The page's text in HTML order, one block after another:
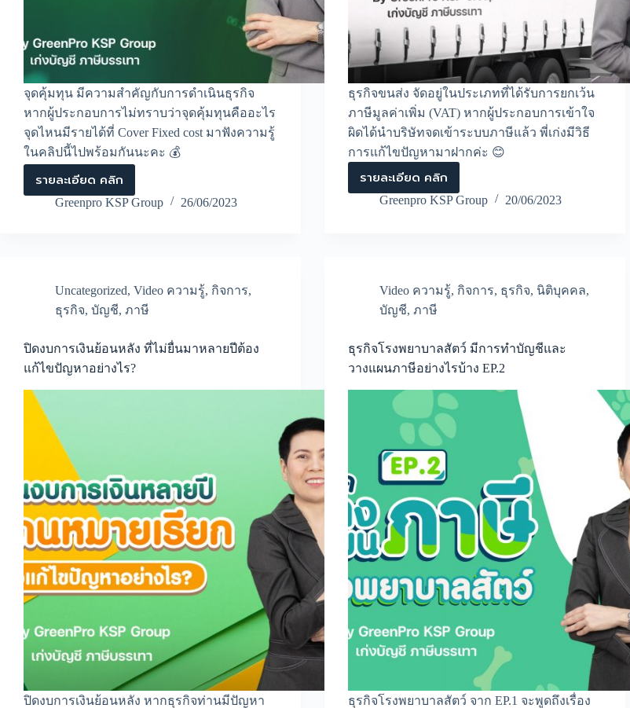
จุดคุ้มทุน มีความสำคัญกับการดำเนินธุรกิจ
หากผู้ประกอบการไม่ทราบว่าจุดคุ้มทุนคืออะไร
จุดไหนมีรายได้ที่ Cover Fixed cost มาฟังความรู้
ในคลิปนี้ไปพร้อมกันนะคะ 💰
รายละเอียด คลิก
ธุรกิจ
จะ
รอด
มี
ความ
รู้
กับ
จุด
คุ้ม
Greenpro KSP Group 26/06/2023
ธุรกิจขนส่ง จัดอยู่ในประเภทที่ได้รับการยกเว้น
ภาษีมูลค่าเพิ่ม (VAT) หากผู้ประกอบการเข้าใจ
ผิดได้นำบริษัทจดเข้าระบบภาษีแล้ว พี่เก่งมีวิธี
การแก้ไขปัญหามาฝากค่ะ 😊
รายละเอียด คลิก
ธุรกิจ
ขนส่ง
ต้องการ
เพิ่ม
VAT
อย่างไร?
Greenpro KSP Group 20/06/2023
Uncategorized, Video ความรู้, กิจการ,
ธุรกิจ, บัญชี, ภาษี
ปิดงบการเงินย้อนหลัง ที่ไม่ยื่นมาหลายปีต้อง
แก้ไขปัญหาอย่างไร?
ปิดงบการเงินย้อนหลัง หากธุรกิจท่านมีปัญหา
Video ความรู้, กิจการ, ธุรกิจ, นิติบุคคล,
บัญชี,ภาษี
ธุรกิจโรงพยาบาลสัตว์ มีการทำบัญชีและ
วางแผนภาษีอย่างไรบ้าง EP.2
ธุรกิจโรงพยาบาลสัตว์ จาก EP.1 จะพูดถึงเรื่อง